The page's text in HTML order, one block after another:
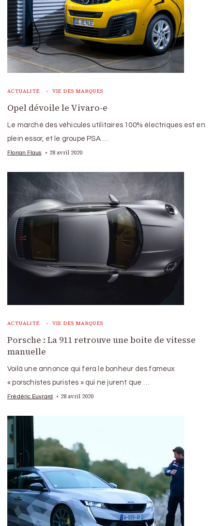
ACTUALITÉ VIE DES MARQUES
Opel dévoile le Vivaro-e
Le marché des véhicules utilitaires 100% électriques est en
plein essor, et le groupe PSA …
Florian Flaus 28 avril 2020
ACTUALITÉ VIE DES MARQUES
Porsche : La 911 retrouve une boite de vitesse
manuelle
Voilà une annonce qui fera le bonheur des fameux
« porschistes puristes » qui ne jurent que …
Frédéric Euvrard 28 avril 2020